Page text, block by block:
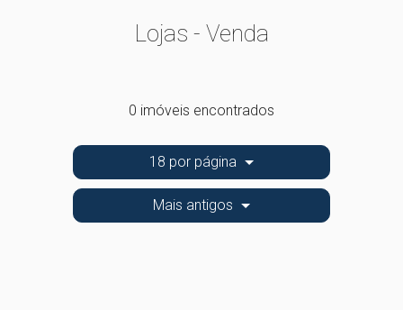
Lojas - Venda
0 imóveis encontrados
18 por página
Mais antigos